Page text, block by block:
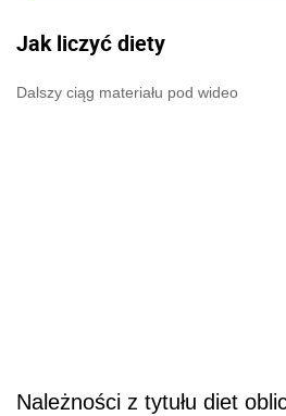
Jak liczyć diety
Dalszy ciąg materiału pod wideo
Należności z tytułu diet